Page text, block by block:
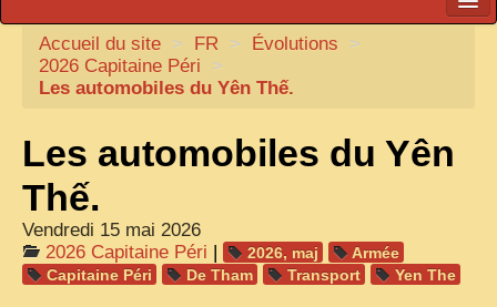
CARTACARO
NOS LIVRES
ILLUSTRATEURS
TONKIN
FRONTIÈRE
1908, RÉVOLTE
Accueil du site > FR > Évolutions
>
2026 Capitaine Péri
>
Les automobiles du Yên Thế.
Les automobiles du Yên
Thế.
Vendredi 15 mai 2026
2026 Capitaine Péri | 2026, maj
Armée
Capitaine Péri
De Tham Transport Yen The